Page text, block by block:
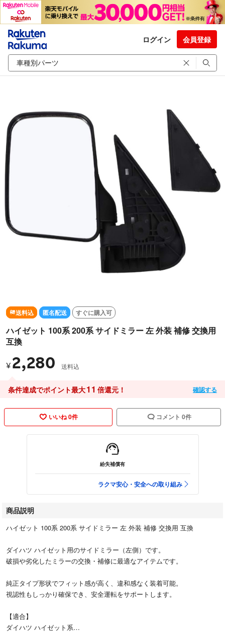
ログイン 会員登録
送料込 匿名配送 すぐに購入可
ハイゼット 100系 200系 サイドミラー 左 外装 補修 交換用
互換
¥ 2,280 送料込
条件達成でポイント最大11 倍還元！ 確認する
いいね 0件 コメント 0件
紛失補償有
ラクマ安心・安全への取り組み
商品説明
ハイゼット 100系 200系 サイドミラー 左 外装 補修 交換用 互換
ダイハツ ハイゼット用のサイドミラー（左側）です。
破損や劣化したミラーの交換・補修に最適なアイテムです。
純正タイプ形状でフィット感が高く、違和感なく装着可能。
視認性もしっかり確保でき、安全運転をサポートします。
【適合】
ダイハツ ハイゼット系